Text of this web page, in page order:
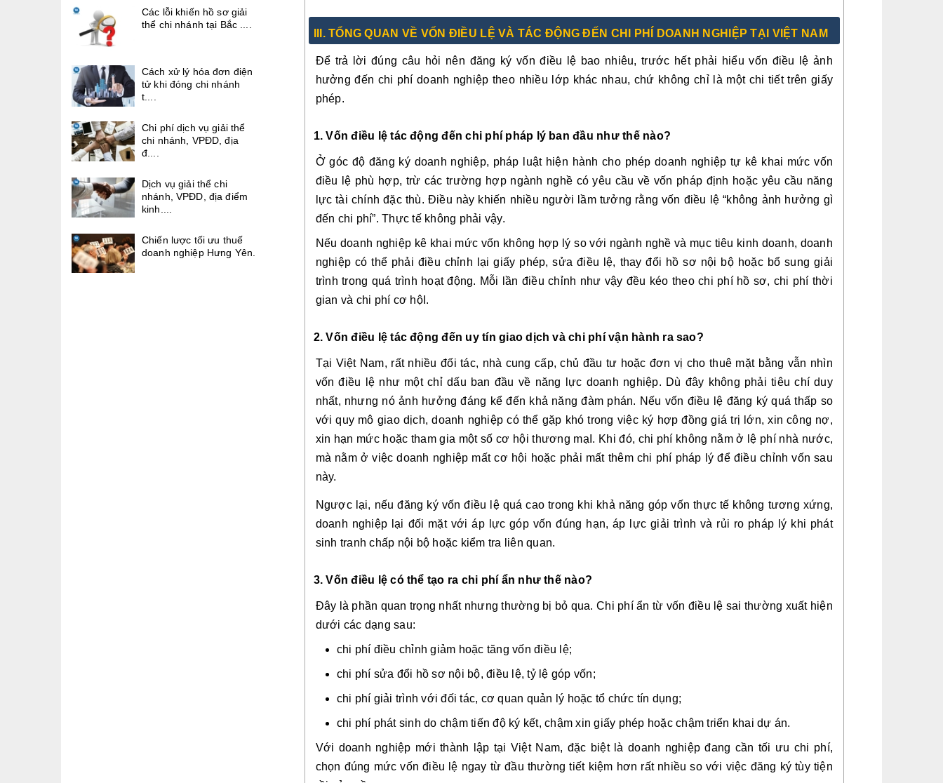
III. TỔNG QUAN VỀ VỐN ĐIỀU LỆ VÀ TÁC ĐỘNG ĐẾN CHI PHÍ DOANH NGHIỆP TẠI VIỆT NAM
Để trả lời đúng câu hỏi nên đăng ký vốn điều lệ bao nhiêu, trước hết phải hiểu vốn điều lệ ảnh
hưởng đến chi phí doanh nghiệp theo nhiều lớp khác nhau, chứ không chỉ là một chi tiết trên giấy
phép.
1. Vốn điều lệ tác động đến chi phí pháp lý ban đầu như thế nào?
Ở góc độ đăng ký doanh nghiệp, pháp luật hiện hành cho phép doanh nghiệp tự kê khai mức vốn
điều lệ phù hợp, trừ các trường hợp ngành nghề có yêu cầu về vốn pháp định hoặc yêu cầu năng
lực tài chính đặc thù. Điều này khiến nhiều người lầm tưởng rằng vốn điều lệ “không ảnh hưởng gì
đến chi phí”. Thực tế không phải vậy.
Nếu doanh nghiệp kê khai mức vốn không hợp lý so với ngành nghề và mục tiêu kinh doanh, doanh
nghiệp có thể phải điều chỉnh lại giấy phép, sửa điều lệ, thay đổi hồ sơ nội bộ hoặc bổ sung giải
trình trong quá trình hoạt động. Mỗi lần điều chỉnh như vậy đều kéo theo chi phí hồ sơ, chi phí thời
gian và chi phí cơ hộI.
2. Vốn điều lệ tác động đến uy tín giao dịch và chi phí vận hành ra sao?
Tại Việt Nam, rất nhiều đối tác, nhà cung cấp, chủ đầu tư hoặc đơn vị cho thuê mặt bằng vẫn nhìn
vốn điều lệ như một chỉ dấu ban đầu về năng lực doanh nghiệp. Dù đây không phải tiêu chí duy
nhất, nhưng nó ảnh hưởng đáng kể đến khả năng đàm phán. Nếu vốn điều lệ đăng ký quá thấp so
với quy mô giao dịch, doanh nghiệp có thể gặp khó trong việc ký hợp đồng giá trị lớn, xin công nợ,
xin hạn mức hoặc tham gia một số cơ hội thương mạI. Khi đó, chi phí không nằm ở lệ phí nhà nước,
mà nằm ở việc doanh nghiệp mất cơ hội hoặc phải mất thêm chi phí pháp lý để điều chỉnh vốn sau
này.
Ngược lại, nếu đăng ký vốn điều lệ quá cao trong khi khả năng góp vốn thực tế không tương xứng,
doanh nghiệp lại đối mặt với áp lực góp vốn đúng hạn, áp lực giải trình và rủi ro pháp lý khi phát
sinh tranh chấp nội bộ hoặc kiểm tra liên quan.
3. Vốn điều lệ có thể tạo ra chi phí ẩn như thế nào?
Đây là phần quan trọng nhất nhưng thường bị bỏ qua. Chi phí ẩn từ vốn điều lệ sai thường xuất hiện
dưới các dạng sau:
chi phí điều chỉnh giảm hoặc tăng vốn điều lệ;
chi phí sửa đổi hồ sơ nội bộ, điều lệ, tỷ lệ góp vốn;
chi phí giải trình với đối tác, cơ quan quản lý hoặc tổ chức tín dụng;
chi phí phát sinh do chậm tiến độ ký kết, chậm xin giấy phép hoặc chậm triển khai dự án.
Với doanh nghiệp mới thành lập tại Việt Nam, đặc biệt là doanh nghiệp đang cần tối ưu chi phí,
chọn đúng mức vốn điều lệ ngay từ đầu thường tiết kiệm hơn rất nhiều so với việc đăng ký tùy tiện
Các lỗi khiến hồ sơ giải
thể chi nhánh tại Bắc ....
Cách xử lý hóa đơn điện
tử khi đóng chi nhánh
t....
Chi phí dịch vụ giải thể
chi nhánh, VPĐD, địa
đ....
Dịch vụ giải thể chi
nhánh, VPĐD, địa điểm
kinh....
Chiến lược tối ưu thuế
doanh nghiệp Hưng Yên.